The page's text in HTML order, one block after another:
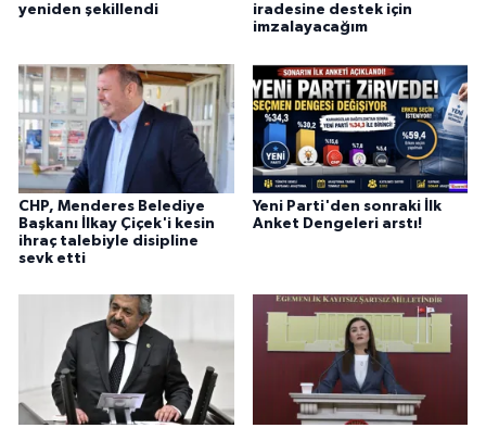
yeniden şekillendi
iradesine destek için
imzalayacağım
CHP, Menderes Belediye
Başkanı İlkay Çiçek'i kesin
ihraç talebiyle disipline
sevk etti
Yeni Parti'den sonraki İlk
Anket Dengeleri arstı!